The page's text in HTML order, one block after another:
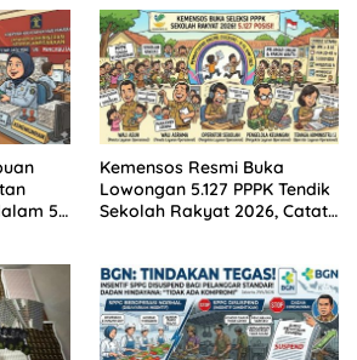
5
Kemensos Resmi Buka
Lowongan 5.127 PPPK Tendik
Sekolah Rakyat 2026, Catat